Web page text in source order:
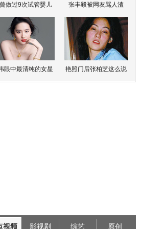
做过9次试管婴儿 张丰毅被网友骂人渣
眼中最清纯的女星 艳照门后张柏芝这么说
视频 影视剧 综艺 原创